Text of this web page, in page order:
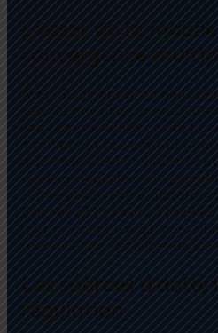
L’essor de la
convergence
Avec l’augmentation de
jeux de machines à sous
une compatibilité optimale
mobiles. La conception «
expérience fluide, intuitive
rendu graphique ou la
convergence entre
permet aux joueurs
tout moment, ce qui
soutenue des activités de jeu
Les sources
régulation